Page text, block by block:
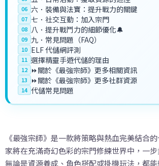
06 六．裝備與法寶：提升戰力的關鍵
07 七．社交互動：加入宗門
08 八．提升戰鬥力的細節優化🔔
09 九．常見問題（FAQ）
10 ELF 代儲網評測
11 選擇精靈手遊代儲的理由
12 ⏩關於《最強宗師》更多相關資訊
13 ⏩關於《最強宗師》更多社群資源
14 代儲常見問題
《最強宗師》是一款將策略與熱血完美結合
家將在充滿奇幻色彩的宗門修練世界中，一步
無論是資源養成、角色搭配或掛機玩法，都